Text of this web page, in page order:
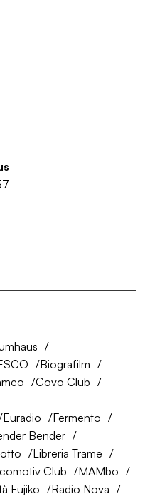
Biografilm
Covo Club
Euradio
Fermento
Bender
Libreria Trame
Club
MAMbo
Fujiko
Radio Nova